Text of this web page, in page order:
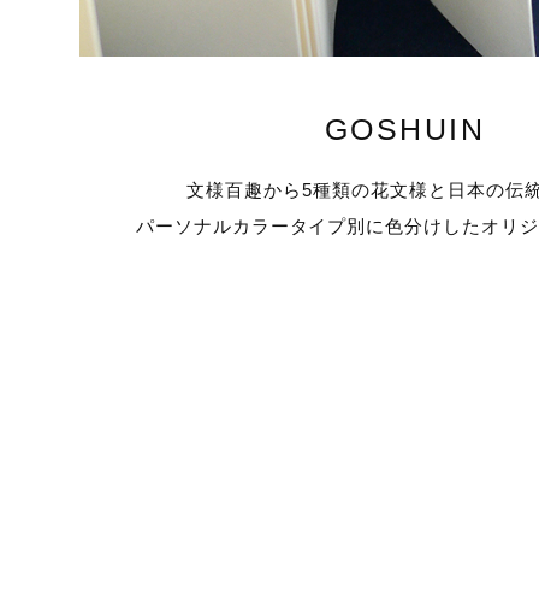
GOSHUIN
文様百趣から5種類の花文様と日本の伝
パーソナルカラータイプ別に色分けしたオリ